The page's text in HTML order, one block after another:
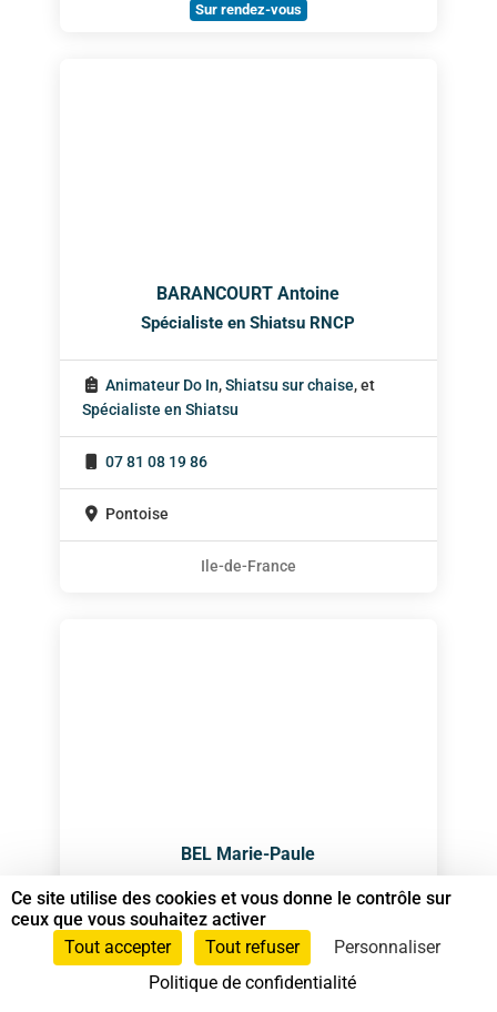
Sur rendez-vous
BARANCOURT Antoine
Spécialiste en Shiatsu RNCP
Animateur Do In,Shiatsu sur chaise, et
Spécialiste en Shiatsu
07 81 08 19 86
Pontoise
Ile-de-France
BEL Marie-Paule
Animateur Do InetSpécialiste en Shiatsu
+687 785344
Ce site utilise des cookies et vous donne le contrôle sur
ceux que vous souhaitez activer
Tout accepter
Tout refuser
Personnaliser
Politique de confidentialité